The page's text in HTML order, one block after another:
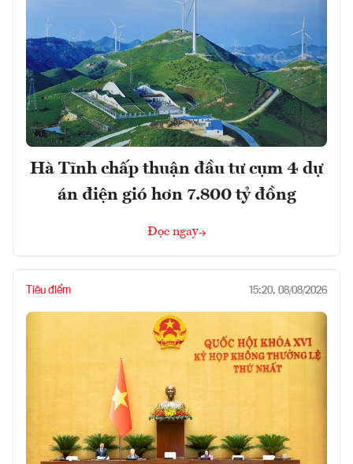
Hà Tĩnh chấp thuận đầu tư cụm 4 dự
án điện gió hơn 7.800 tỷ đồng
Đọc ngay
Tiêu điểm 15:20, 08/08/2026